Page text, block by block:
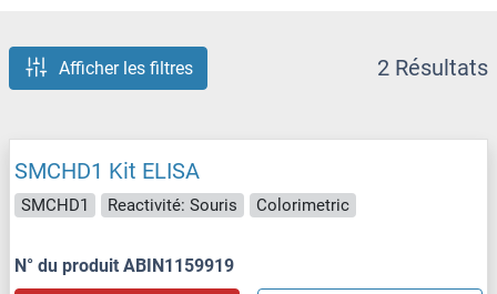
Afficher les filtres 2 Résultats
SMCHD1 Kit ELISA
SMCHD1 Reactivité: Souris Colorimetric
N° du produit ABIN1159919